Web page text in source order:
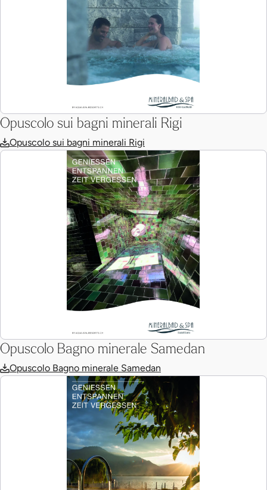
Opuscolo sui bagni minerali Rigi
Opuscolo sui bagni minerali Rigi
Opuscolo Bagno minerale Samedan
Opuscolo Bagno minerale Samedan